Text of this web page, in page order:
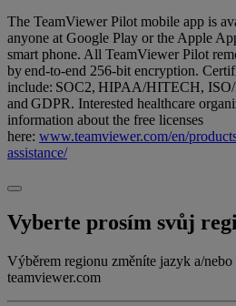
The TeamViewer Pilot mobile app is
anyone at Google Play or the Apple
smart phone. All TeamViewer Pilot
by end-to-end 256-bit encryption.
include: SOC2, HIPAA/HITECH,
and GDPR. Interested healthcare
information about the free licenses
here: www.teamviewer.com/en/
assistance/
Vyberte prosím svůj
Výběrem regionu změníte jazyk a/nebo
teamviewer.com